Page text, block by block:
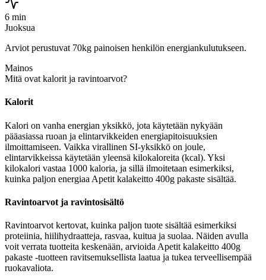
6 min
Juoksua
Arviot perustuvat 70kg painoisen henkilön energiankulutukseen.
Mainos
Mitä ovat kalorit ja ravintoarvot?
Kalorit
Kalori on vanha energian yksikkö, jota käytetään nykyään
pääasiassa ruoan ja elintarvikkeiden energiapitoisuuksien
ilmoittamiseen. Vaikka virallinen SI-yksikkö on joule,
elintarvikkeissa käytetään yleensä kilokaloreita (kcal). Yksi
kilokalori vastaa 1000 kaloria, ja sillä ilmoitetaan esimerkiksi,
kuinka paljon energiaa Apetit kalakeitto 400g pakaste sisältää.
Ravintoarvot ja ravintosisältö
Ravintoarvot kertovat, kuinka paljon tuote sisältää esimerkiksi
proteiinia, hiilihydraatteja, rasvaa, kuitua ja suolaa. Näiden avulla
voit verrata tuotteita keskenään, arvioida Apetit kalakeitto 400g
pakaste -tuotteen ravitsemuksellista laatua ja tukea terveellisempää
ruokavaliota.